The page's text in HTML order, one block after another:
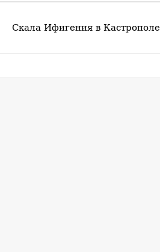
Скала Ифигения в Кастрополе